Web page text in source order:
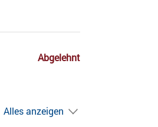
Abgelehnt
Alles anzeigen